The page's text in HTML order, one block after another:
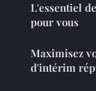
L'essentiel
pour vous
Maximisez
d'intérim